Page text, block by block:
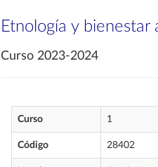
Etnología y bienestar
Curso 2023-2024
Curso 1
Código 28402